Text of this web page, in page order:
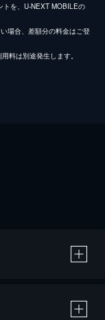
トを、U-NEXT MOBILEの
場合、差額分の料金はご登
料は別途発生します。